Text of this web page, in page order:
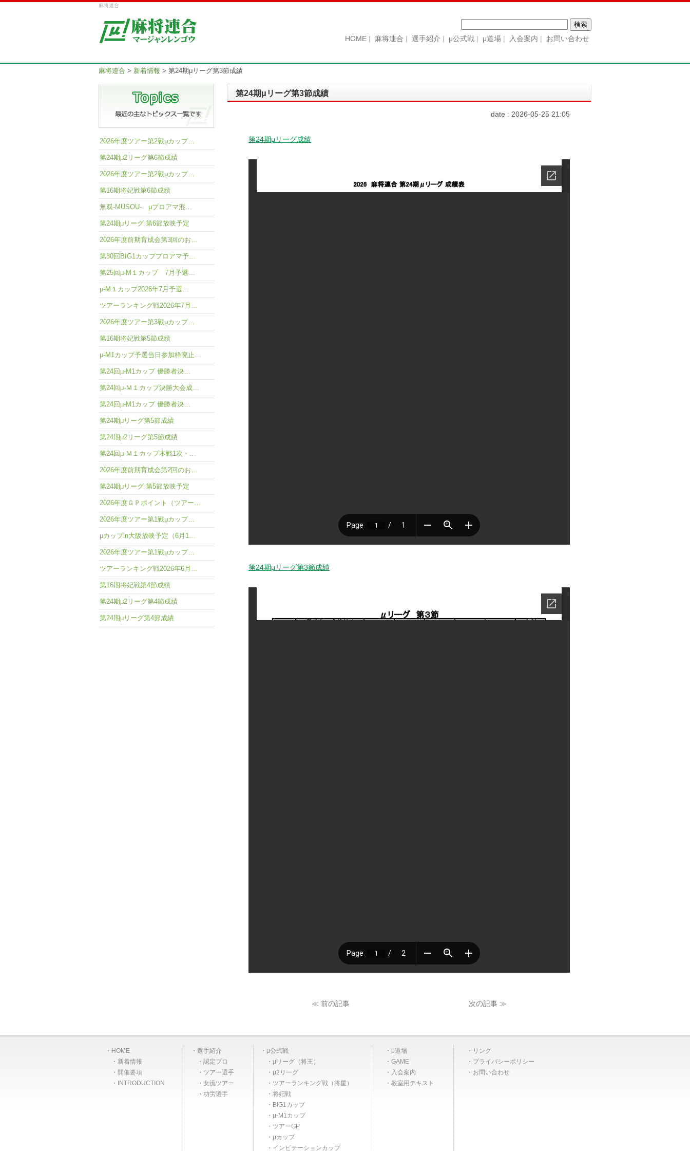
麻将連合
索:
HOME 麻将連合 選手紹介 μ公式戦 μ道場 入会案内 お問い合わせ
麻将連合 > 新着情報 > 第24期μリーグ第3節成績
第24期μリーグ第3節成績
date : 2026-05-25 21:05
第24期μリーグ成績
第24期μリーグ第3節成績
≪ 前の記事 次の記事 ≫
2026年度ツアー第2戦μカップ…
第24期μ2リーグ第6節成績
2026年度ツアー第2戦μカップ…
第16期将妃戦第6節成績
無双-MUSOU- μプロアマ混…
第24期μリーグ 第6節放映予定
2026年度前期育成会第3回のお…
第30回BIG1カッププロアマ予…
第25回μ-M１カップ 7月予選…
μ-M１カップ2026年7月予選…
ツアーランキング戦2026年7月…
2026年度ツアー第3戦μカップ…
第16期将妃戦第5節成績
μ-M1カップ予選当日参加枠廃止…
第24回μ-M1カップ 優勝者決…
第24回μ-Ｍ１カップ決勝大会成…
第24回μ-M1カップ 優勝者決…
第24期μリーグ第5節成績
第24期μ2リーグ第5節成績
第24回μ-Ｍ１カップ本戦1次・…
2026年度前期育成会第2回のお…
第24期μリーグ 第5節放映予定
2026年度ＧＰポイント（ツアー…
2026年度ツアー第1戦μカップ…
μカップin大阪放映予定（6月1…
2026年度ツアー第1戦μカップ…
ツアーランキング戦2026年6月…
第16期将妃戦第4節成績
第24期μ2リーグ第4節成績
第24期μリーグ第4節成績
HOME
新着情報
開催要項
INTRODUCTION
選手紹介
認定プロ
ツアー選手
女流ツアー
功労選手
μ公式戦
μリーグ（将王）
μ2リーグ
ツアーランキング戦（将星）
将妃戦
BIG1カップ
μ-M1カップ
ツアーGP
μカップ
インビテーションカップ
μ道場
GAME
入会案内
教室用テキスト
リンク
プライバシーポリシー
お問い合わせ